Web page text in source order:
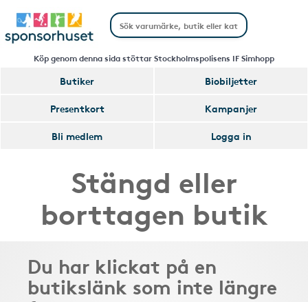
Köp genom denna sida stöttar Stockholmspolisens IF Simhopp
Butiker
Biobiljetter
Presentkort
Kampanjer
Bli medlem
Logga in
Stängd eller
borttagen butik
Du har klickat på en
butikslänk som inte längre